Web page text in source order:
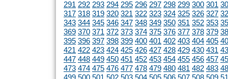
291 292 293 294 295 296 297 298 299 300 301
317 318 319 320 321 322 323 324 325 326 327
343 344 345 346 347 348 349 350 351 352 353
369 370 371 372 373 374 375 376 377 378 379
395 396 397 398 399 400 401 402 403 404 405
421 422 423 424 425 426 427 428 429 430 431
447 448 449 450 451 452 453 454 455 456 457
473 474 475 476 477 478 479 480 481 482 483
499 500 501 502 503 504 505 506 507 508 509